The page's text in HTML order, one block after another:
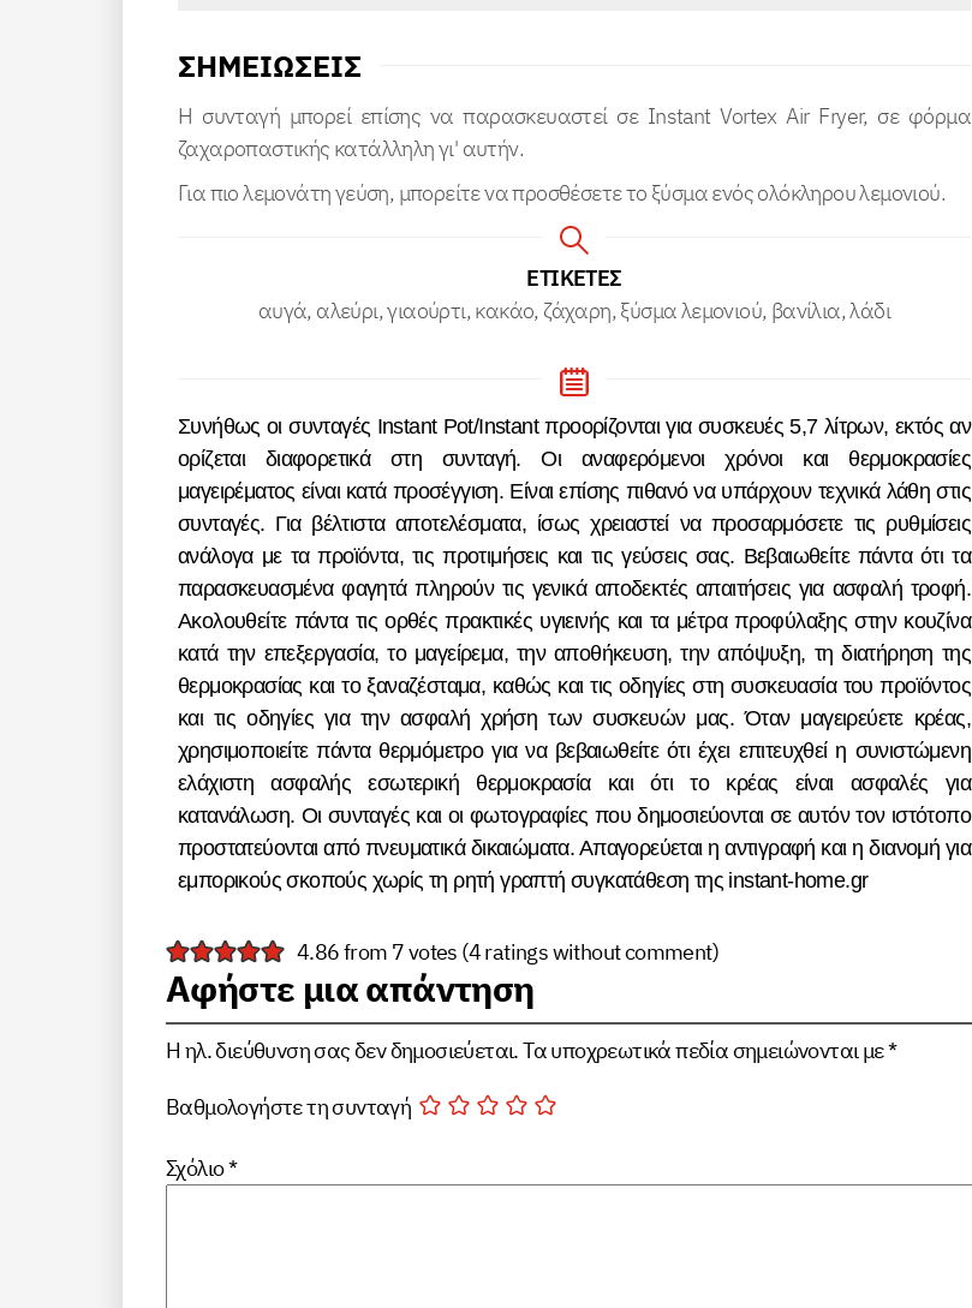
ΣΗΜΕΙΏΣΕΙΣ
Η συνταγή μπορεί επίσης να παρασκευαστεί σε Instant Vortex Air Fryer, σε φόρμα
ζαχαροπαστικής κατάλληλη γι' αυτήν.
Για πιο λεμονάτη γεύση, μπορείτε να προσθέσετε το ξύσμα ενός ολόκληρου λεμονιού.
ΕΤΙΚΕΤΕΣ
αυγά, αλεύρι, γιαούρτι, κακάο, ζάχαρη, ξύσμα λεμονιού, βανίλια, λάδι
Συνήθως οι συνταγές Instant Pot/Instant προορίζονται για συσκευές 5,7 λίτρων, εκτός αν
ορίζεται διαφορετικά στη συνταγή. Οι αναφερόμενοι χρόνοι και θερμοκρασίες
μαγειρέματος είναι κατά προσέγγιση. Είναι επίσης πιθανό να υπάρχουν τεχνικά λάθη στις
συνταγές. Για βέλτιστα αποτελέσματα, ίσως χρειαστεί να προσαρμόσετε τις ρυθμίσεις
ανάλογα με τα προϊόντα, τις προτιμήσεις και τις γεύσεις σας. Βεβαιωθείτε πάντα ότι τα
παρασκευασμένα φαγητά πληρούν τις γενικά αποδεκτές απαιτήσεις για ασφαλή τροφή.
Ακολουθείτε πάντα τις ορθές πρακτικές υγιεινής και τα μέτρα προφύλαξης στην κουζίνα
κατά την επεξεργασία, το μαγείρεμα, την αποθήκευση, την απόψυξη, τη διατήρηση της
θερμοκρασίας και το ξαναζέσταμα, καθώς και τις οδηγίες στη συσκευασία του προϊόντος
και τις οδηγίες για την ασφαλή χρήση των συσκευών μας. Όταν μαγειρεύετε κρέας,
χρησιμοποιείτε πάντα θερμόμετρο για να βεβαιωθείτε ότι έχει επιτευχθεί η συνιστώμενη
ελάχιστη ασφαλής εσωτερική θερμοκρασία και ότι το κρέας είναι ασφαλές για
κατανάλωση. Οι συνταγές και οι φωτογραφίες που δημοσιεύονται σε αυτόν τον ιστότοπο
προστατεύονται από πνευματικά δικαιώματα. Απαγορεύεται η αντιγραφή και η διανομή για
εμπορικούς σκοπούς χωρίς τη ρητή γραπτή συγκατάθεση της instant-home.gr
4.86 from 7 votes (4 ratings without comment)
Αφήστε μια απάντηση
Η ηλ. διεύθυνση σας δεν δημοσιεύεται.Τα υποχρεωτικά πεδία σημειώνονται με*
Βαθμολογήστε τη συνταγή
Σχόλιο*